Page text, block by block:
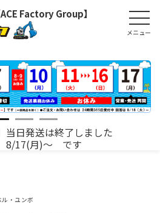
Factory Group】
当日発送は終了しました
8/17(月)～ です
・ユンボ